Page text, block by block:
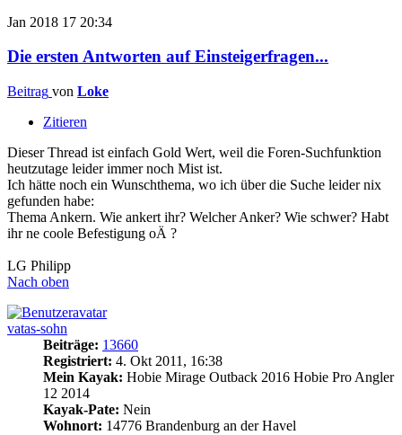
Jan 2018 17 20:34
Die ersten Antworten auf Einsteigerfragen...
Beitrag von Loke
Zitieren
Dieser Thread ist einfach Gold Wert, weil die Foren-Suchfunktion
heutzutage leider immer noch Mist ist.
Ich hätte noch ein Wunschthema, wo ich über die Suche leider nix
gefunden habe:
Thema Ankern. Wie ankert ihr? Welcher Anker? Wie schwer? Habt
ihr ne coole Befestigung oÄ ?
LG Philipp
Nach oben
vatas-sohn
Beiträge: 13660
Registriert: 4. Okt 2011, 16:38
Mein Kayak: Hobie Mirage Outback 2016 Hobie Pro Angler
12 2014
Kayak-Pate: Nein
Wohnort: 14776 Brandenburg an der Havel